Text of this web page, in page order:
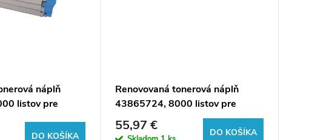
náplň
listov pre
DO KOŠÍKA
Renovovaná tonerová náplň
43865724, 8000 listov pre
tlačiarne Oki
55,97 € DO KOŠÍKA